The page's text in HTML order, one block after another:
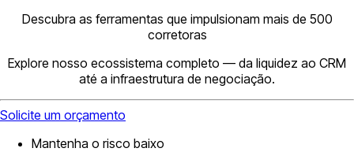
Descubra as ferramentas que impulsionam mais de 500
corretoras
Explore nosso ecossistema completo — da liquidez ao CRM
até a infraestrutura de negociação.
Solicite um orçamento
Mantenha o risco baixo